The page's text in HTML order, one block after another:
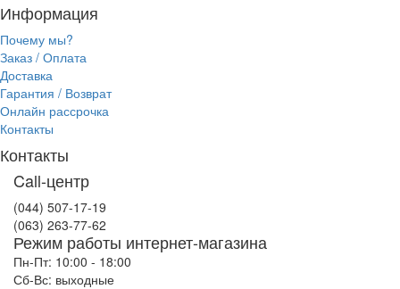
Информация
Почему мы?
Заказ / Оплата
Доставка
Гарантия / Возврат
Онлайн рассрочка
Контакты
Контакты
Call-центр
(044) 507-17-19
(063) 263-77-62
Режим работы интернет-магазина
Пн-Пт: 10:00 - 18:00
Сб-Вс: выходные